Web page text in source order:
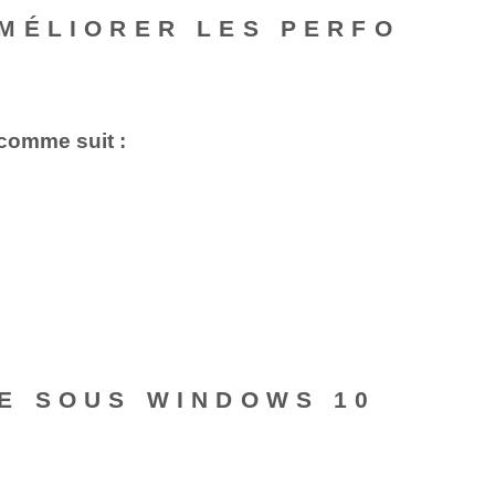
LES PERFO
suit :
SOUS WINDOWS 10